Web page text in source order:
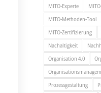
MITO-Experte
MITO-Methoden-Tool
MITO-Zertifizierung
Nachaltigkeit
Organisation 4.0
Prozessgestaltung